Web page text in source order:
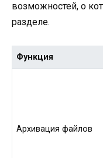
возможностей, о
разделе.
Функция
Архивация файлов